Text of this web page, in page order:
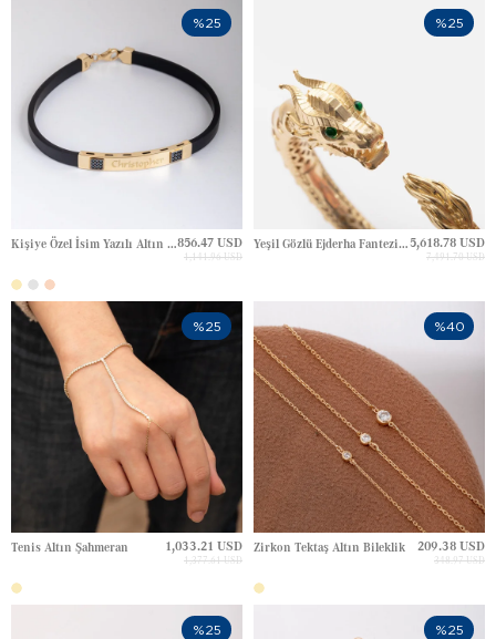
Kişiye Özel İsim Yazılı Altın Erkek Bilekliği856.47 USD
1,141.96 USD
%25
Yeşil Gözlü Ejderha Fantezi Kelepçe Altın Bilezik 5,618.78 USD
7,491.70 USD
%25
Tenis Altın Şahmeran 1,033.21 USD
1,377.61 USD
%25
Zirkon Tektaş Altın Bileklik 209.38 USD
348.97 USD
%40
%25 %25